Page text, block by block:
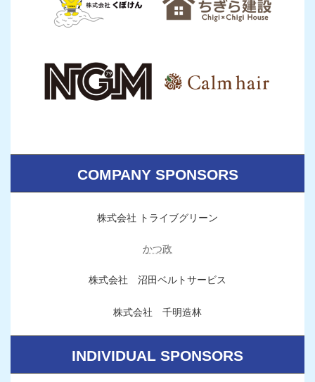
COMPANY SPONSORS
株式会社 トライブグリーン
かつ政
株式会社 沼田ベルトサービス
株式会社 千明造林
INDIVIDUAL SPONSORS